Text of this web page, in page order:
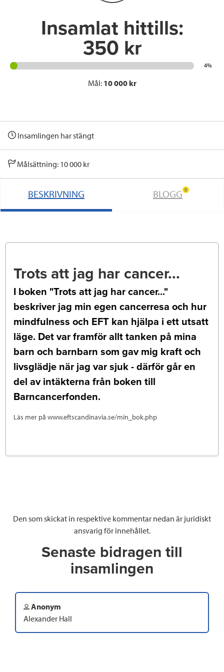
n
Insamlat hittills:
350 kr
4%
Mål: 10 000 kr
Insamlingen har stängt
Målsättning: 10 000 kr
BESKRIVNING BLOGG 0
Trots att jag har cancer...
I boken "Trots att jag har cancer..."
beskriver jag min egen cancerresa och hur
mindfulness och EFT kan hjälpa i ett utsatt
läge. Det var framför allt tanken på mina
barn och barnbarn som gav mig kraft och
livsglädje när jag var sjuk - därför går en
del av intäkterna från boken till
Barncancerfonden.
Läs mer på www.eftscandinavia.se/min_bok.php
Den som skickat in respektive kommentar nedan är juridiskt
ansvarig för innehållet.
Senaste bidragen till
insamlingen
Anonym
Alexander Hall